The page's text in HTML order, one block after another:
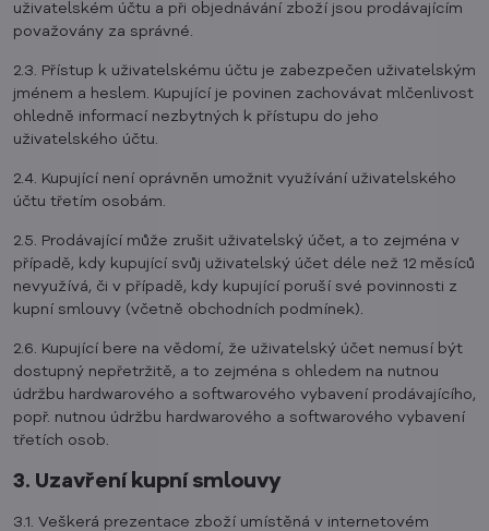
uživatelském účtu a při objednávání zboží jsou prodávajícím
považovány za správné.
2.3. Přístup k uživatelskému účtu je zabezpečen uživatelským
jménem a heslem. Kupující je povinen zachovávat mlčenlivost
ohledně informací nezbytných k přístupu do jeho
uživatelského účtu.
2.4. Kupující není oprávněn umožnit využívání uživatelského
účtu třetím osobám.
2.5. Prodávající může zrušit uživatelský účet, a to zejména v
případě, kdy kupující svůj uživatelský účet déle než 12 měsíců
nevyužívá, či v případě, kdy kupující poruší své povinnosti z
kupní smlouvy (včetně obchodních podmínek).
2.6. Kupující bere na vědomí, že uživatelský účet nemusí být
dostupný nepřetržitě, a to zejména s ohledem na nutnou
údržbu hardwarového a softwarového vybavení prodávajícího,
popř. nutnou údržbu hardwarového a softwarového vybavení
třetích osob.
3. Uzavření kupní smlouvy
3.1. Veškerá prezentace zboží umístěná v internetovém